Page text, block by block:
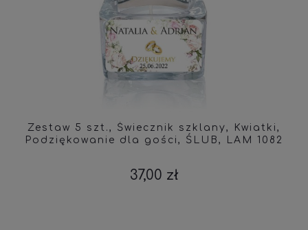
Zestaw 5 szt., Świecznik szklany, Kwiatki,
Podziękowanie dla gości, ŚLUB, LAM 1082
37,00 zł